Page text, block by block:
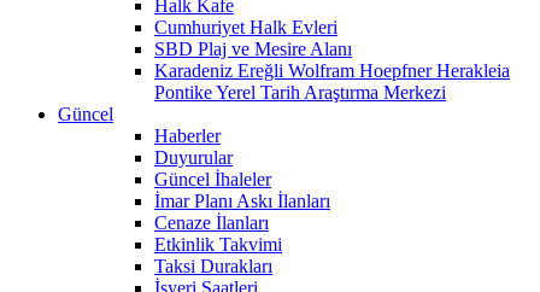
Halk Kafe
Cumhuriyet Halk Evleri
SBD Plaj ve Mesire Alanı
Karadeniz Ereğli Wolfram Hoepfner Herakleia
Pontike Yerel Tarih Araştırma Merkezi
Güncel
Haberler
Duyurular
Güncel İhaleler
İmar Planı Askı İlanları
Cenaze İlanları
Etkinlik Takvimi
Taksi Durakları
İşyeri Saatleri